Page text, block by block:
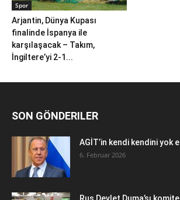
Spor
Arjantin, Dünya Kupası
finalinde İspanya ile
karşılaşacak – Takım,
İngiltere’yi 2-1...
SON GÖNDERILER
AGİT’in kendi kendini yok
6. Februar 2026